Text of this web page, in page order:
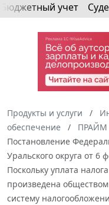
Бюджетный учет
Продукты и услуги
обеспечение
ПРАЙМ
Постановление
Уральского округа от 6
Поскольку уплата
произведена
систему